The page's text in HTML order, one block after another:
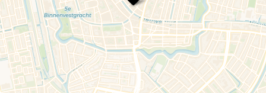
Wein
Café
De
Twee
Spieghels